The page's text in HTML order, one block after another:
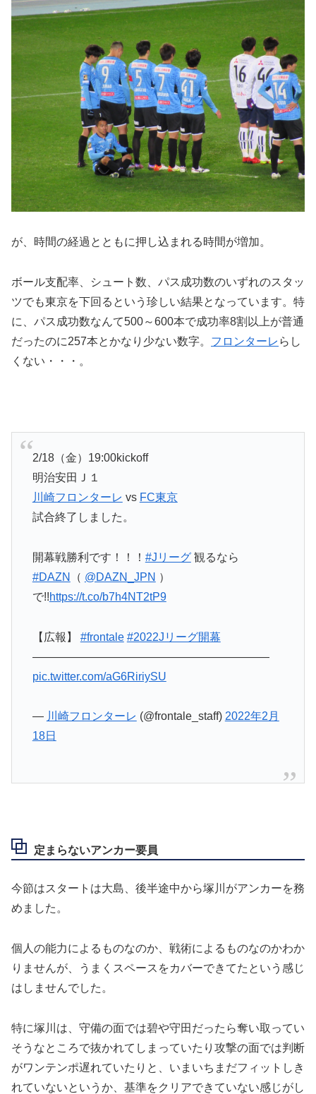
が、時間の経過とともに押し込まれる時間が増加。
ボール支配率、シュート数、パス成功数のいずれのスタッ
ツでも東京を下回るという珍しい結果となっています。特
に、パス成功数なんて500～600本で成功率8割以上が普通
だったのに257本とかなり少ない数字。 フロンターレ らし
くない・・・。
2/18（金）19:00kickoff
明治安田Ｊ１
川崎フロンターレ vs FC東京
試合終了しました。
開幕戦勝利です！！！ #Jリーグ観るなら
#DAZN
（ @DAZN_JPN ）
で!!https://t.co/b7h4NT2tP9
【広報】 #frontale #2022Jリーグ開幕
―――――――――――――――――――――
pic.twitter.com/aG6RiriySU
— 川崎フロンターレ (@frontale_staff) 2022年2月
18日
定まらないアンカー要員
今節はスタートは大島、後半途中から塚川がアンカーを務
めました。
個人の能力によるものなのか、戦術によるものなのかわか
りませんが、うまくスペースをカバーできてたという感じ
はしませんでした。
特に塚川は、守備の面では碧や守田だったら奪い取ってい
そうなところで抜かれてしまっていたり攻撃の面では判断
がワンテンポ遅れていたりと、いまいちまだフィットしき
れていないというか、基準をクリアできていない感じがし